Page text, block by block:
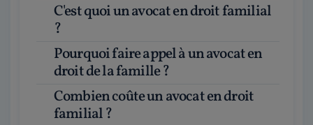
C'est quoi un avocat en droit familial
?
Pourquoi faire appel à un avocat en
droit de la famille ?
Combien coûte un avocat en droit
familial ?